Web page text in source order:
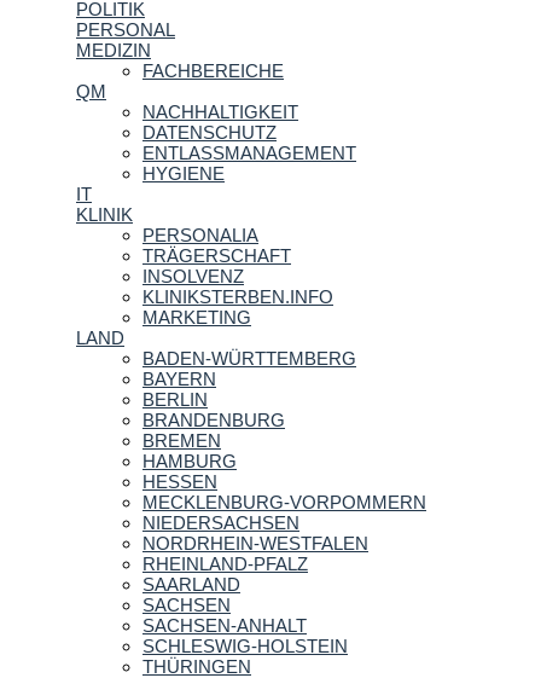
POLITIK
PERSONAL
MEDIZIN
FACHBEREICHE
QM
NACHHALTIGKEIT
DATENSCHUTZ
ENTLASSMANAGEMENT
HYGIENE
IT
KLINIK
PERSONALIA
TRÄGERSCHAFT
INSOLVENZ
KLINIKSTERBEN.INFO
MARKETING
LAND
BADEN-WÜRTTEMBERG
BAYERN
BERLIN
BRANDENBURG
BREMEN
HAMBURG
HESSEN
MECKLENBURG-VORPOMMERN
NIEDERSACHSEN
NORDRHEIN-WESTFALEN
RHEINLAND-PFALZ
SAARLAND
SACHSEN
SACHSEN-ANHALT
SCHLESWIG-HOLSTEIN
THÜRINGEN